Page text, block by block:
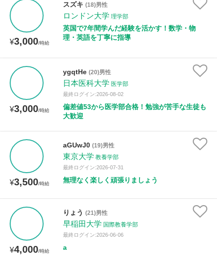
¥3,000/時給
スズキ (18)男性
ロンドン大学 理学部
英国で7年間学んだ経験を活かす！数学・物
理・英語を丁寧に指導
¥3,000/時給
ygqtHe (20)男性
日本医科大学 医学部
最終ログイン:2026-08-02
偏差値53から医学部合格！勉強が苦手な生徒も
大歓迎
¥3,500/時給
aGUwJ0 (19)男性
東京大学 教養学部
最終ログイン:2026-07-31
無理なく楽しく頑張りましょう
¥4,000/時給
りょう (21)男性
早稲田大学 国際教養学部
最終ログイン:2026-06-06
a